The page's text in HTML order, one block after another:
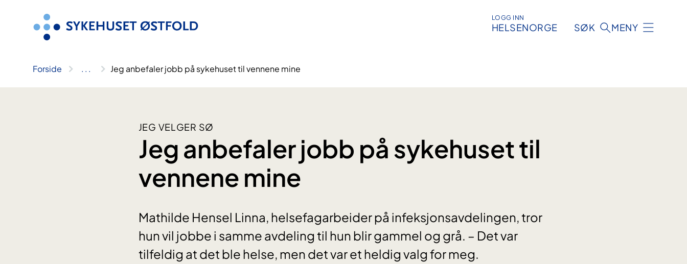
LOGG INN
HELSENORGE SØK MENY
Forside .. . Jeg anbefaler jobb på sykehuset til vennene mine
JEG VELGER SØ
Jeg anbefaler jobb på sykehuset til
vennene mine
Mathilde Hensel Linna, helsefagarbeider på infeksjonsavdelingen, tror
hun vil jobbe i samme avdeling til hun blir gammel og grå. – Det var
tilfeldig at det ble helse, men det var et heldig valg for meg.